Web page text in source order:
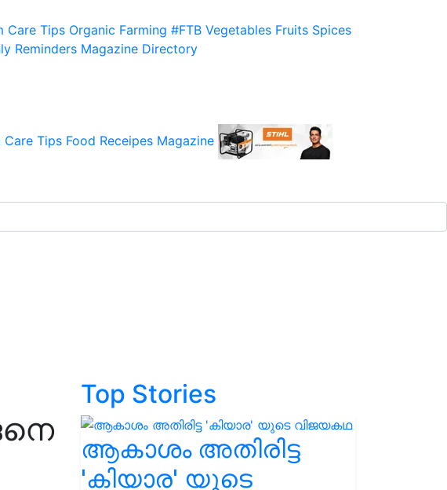
Care Tips Organic Farming #FTB Vegetables Fruits Spices
Reminders Magazine Directory
Care Tips Food Receipes Magazine
Top Stories
ആകാശം അതിരിട്ട
'കിയാര' യുടെ